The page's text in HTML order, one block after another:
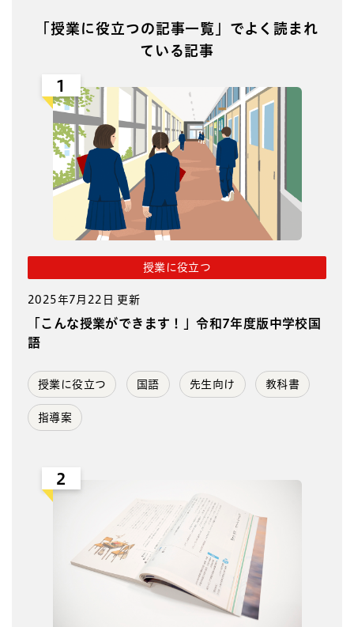
「授業に役立つの記事一覧」でよく読まれ
ている記事
1
授業に役立つ
2025年7月22日 更新
「こんな授業ができます！」令和7年度版中学校国
語
授業に役立つ 国語 先生向け 教科書
指導案
2